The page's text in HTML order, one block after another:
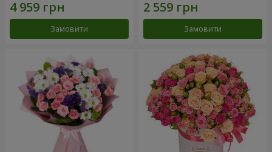
Замовити Замовити